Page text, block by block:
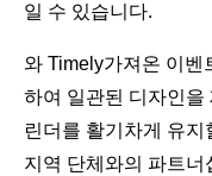
일 수 있습니다.
와 Timely가져온 이벤
하여 일관된 디자인을
린더를 활기차게 유
지역 단체와의 파트너